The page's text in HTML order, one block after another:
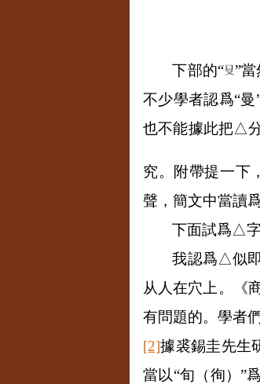
下部的“ ”
不少學者認爲“曼
也不能據此把△
究。附帶提一下
聲，簡文中當讀爲
下面試爲△字
我認爲△似即
从人在穴上。《
有問題的。學者
[2]據裘錫圭先生
當以“旬（徇）”